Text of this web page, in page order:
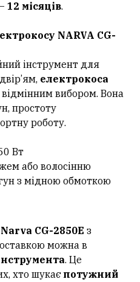
12 місяців.
NARVA CG-
інструмент для
електрокоса
відмінним вибором. Вона
простоту
роботу.
Вт
або волосінню
з мідною обмоткою
CG-2850E з
можна в
. Це
хто шукає потужний